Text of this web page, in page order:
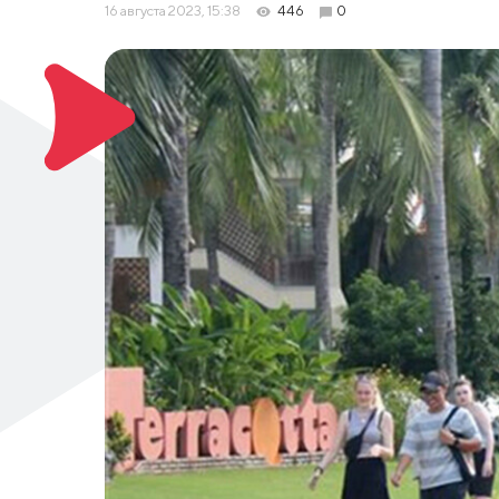
16 августа 2023, 15:38 446 0